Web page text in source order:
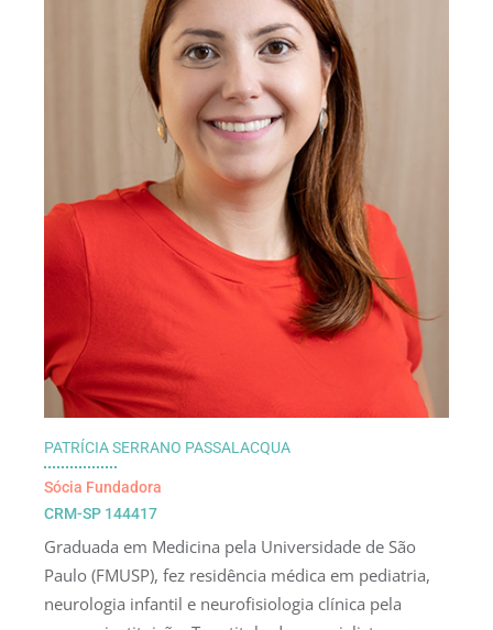
PATRÍCIA SERRANO PASSALACQUA
Sócia Fundadora
CRM-SP 144417
Graduada em Medicina pela Universidade de São
Paulo (FMUSP), fez residência médica em pediatria,
neurologia infantil e neurofisiologia clínica pela